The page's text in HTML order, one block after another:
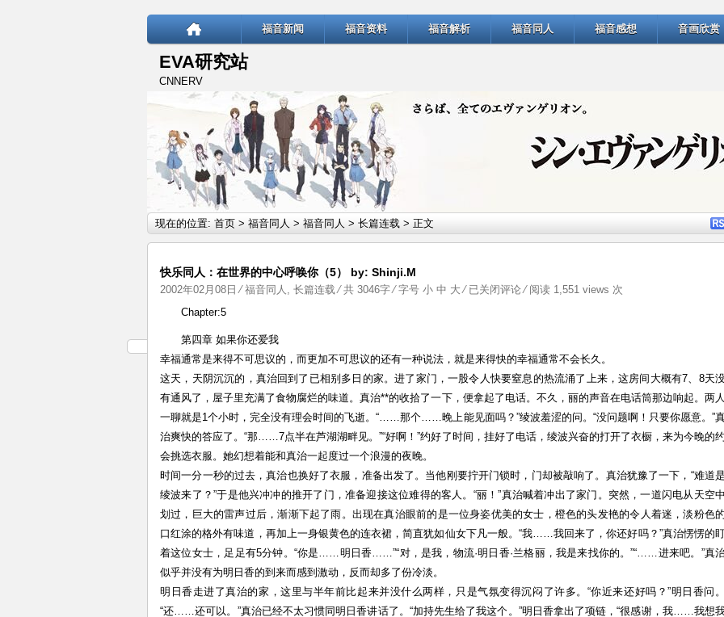
福音新闻 福音资料 福音解析 福音同人 福音感想 音画欣赏
EVA研究站
CNNERV
现在的位置: 首页 > 福音同人 > 福音同人 > 长篇连载 > 正文
快乐同人：在世界的中心呼唤你（5） by: Shinji.M
2002年02月08日 ⁄福音同人 , 长篇连载⁄ 共 3046字 ⁄ 字号 小 中 大 ⁄ 快
在
世
界
的
中
唤
你
（5）
by:
Shinji.M
已关闭评论⁄ 阅读 1,551 views 次
Chapter:5
第四章 如果你还爱我
幸福通常是来得不可思议的，而更加不可思议的还有一种说法，就是来得快的幸福通常不会长久。
这天，天阴沉沉的，真治回到了已相别多日的家。进了家门，一股令人快要窒息的热流涌了上来，这房间大概有7、8天
有通风了，屋子里充满了食物腐烂的味道。真治**的收拾了一下，便拿起了电话。不久，丽的声音在电话筒那边响起。两人
一聊就是1个小时，完全没有理会时间的飞逝。“……那个……晚上能见面吗？”绫波羞涩的问。“没问题啊！只要你愿意。”
治爽快的答应了。“那……7点半在芦湖湖畔见。”“好啊！”约好了时间，挂好了电话，绫波兴奋的打开了衣橱，来为今晚的约
会挑选衣服。她幻想着能和真治一起度过一个浪漫的夜晚。
时间一分一秒的过去，真治也换好了衣服，准备出发了。当他刚要拧开门锁时，门却被敲响了。真治犹豫了一下，“难道是
绫波来了？”于是他兴冲冲的推开了门，准备迎接这位难得的客人。“丽！”真治喊着冲出了家门。突然，一道闪电从天空中
划过，巨大的雷声过后，渐渐下起了雨。出现在真治眼前的是一位身姿优美的女士，橙色的头发艳的令人着迷，淡粉色的
口红涂的格外有味道，再加上一身银黄色的连衣裙，简直犹如仙女下凡一般。“我……我回来了，你还好吗？”真治愣愣的
着这位女士，足足有5分钟。“你是……明日香……”“对，是我，物流·明日香·兰格丽，我是来找你的。”“……进来吧。”真
似乎并没有为明日香的到来而感到激动，反而却多了份冷淡。
明日香走进了真治的家，这里与半年前比起来并没什么两样，只是气氛变得沉闷了许多。“你近来还好吗？”明日香问。
“还……还可以。”真治已经不太习惯同明日香讲话了。“加持先生给了我这个。”明日香拿出了项链，“很感谢，我……我想